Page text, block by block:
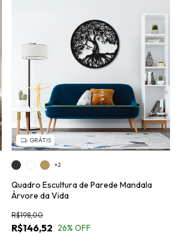
GRÁTIS
Quadro Escultura de Parede Mandala
Árvore da Vida
R$146,52
R$198,00
26% OFF
+2